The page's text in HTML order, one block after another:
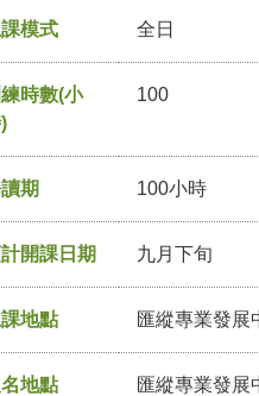
模式 全日
時數(小
100
期 100小時
開課日期 九月下旬
地點 匯縱專業發展
地點 匯縱專業發展